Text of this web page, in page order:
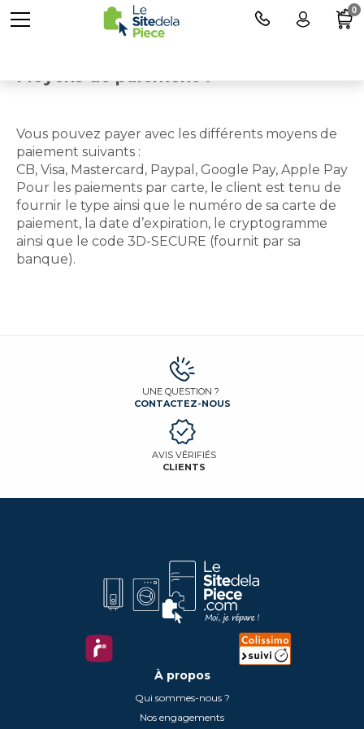
Moyens de paiement ?
Vous pouvez payer avec les différents moyens de
paiement suivants :
CB, Visa, Mastercard, Paypal, Google Pay, Apple Pay
Pour les paiements par carte, le client est tenu de
fournir le type ainsi que le numéro de sa carte de
paiement, la date d’expiration, le cryptogramme
ainsi que le code 3D-SECURE (fournit par sa
banque).
UNE QUESTION ?
CONTACTEZ-NOUS
AVIS VÉRIFIÉS
CLIENTS
À propos
Qui sommes-nous ?
Nos engagements
0